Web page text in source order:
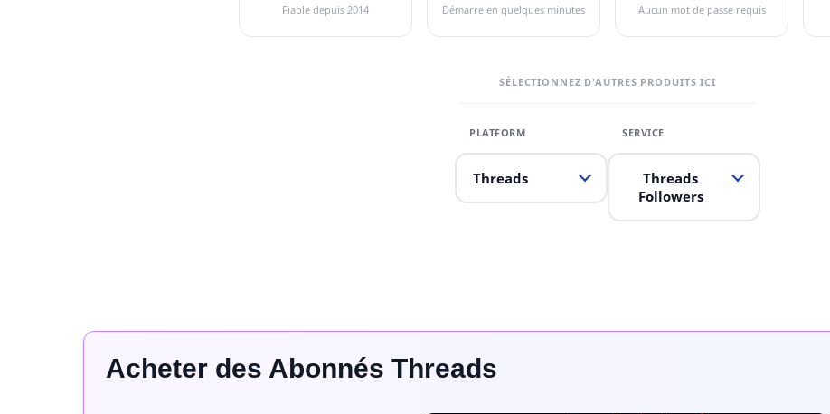
Fiable depuis 2014 Démarre en quelques minutes Aucun mot de passe requis
SÉLECTIONNEZ D'AUTRES PRODUITS ICI
Threads
Threads
Followers
Acheter des Abonnés Threads